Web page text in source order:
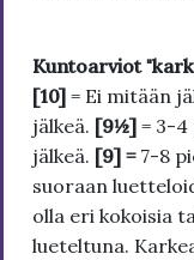
Kuntoarviot
[10] = Ei mitään
jälkeä. [9½] = 3-4
jälkeä. [9] = 7-8
suoraan
olla eri kokoisia
lueteltuna.